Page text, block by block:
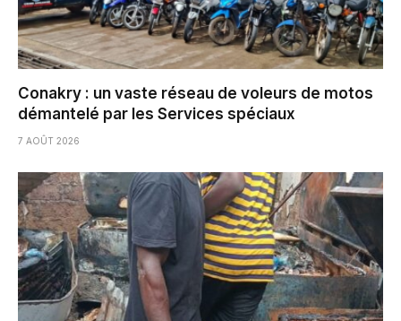
Conakry : un vaste réseau de voleurs de motos
démantelé par les Services spéciaux
7 AOÛT 2026